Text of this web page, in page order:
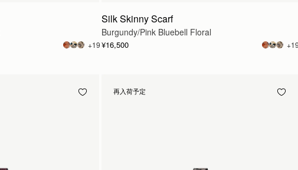
+19
Silk Skinny Scarf
Burgundy/Pink Bluebell Floral
¥16,500
再入荷予定